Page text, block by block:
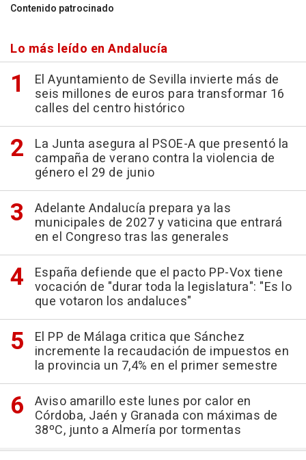
Contenido patrocinado
Lo más leído en Andalucía
El Ayuntamiento de Sevilla invierte más de
seis millones de euros para transformar 16
calles del centro histórico
La Junta asegura al PSOE-A que presentó la
campaña de verano contra la violencia de
género el 29 de junio
Adelante Andalucía prepara ya las
municipales de 2027 y vaticina que entrará
en el Congreso tras las generales
España defiende que el pacto PP-Vox tiene
vocación de "durar toda la legislatura": "Es lo
que votaron los andaluces"
El PP de Málaga critica que Sánchez
incremente la recaudación de impuestos en
la provincia un 7,4% en el primer semestre
Aviso amarillo este lunes por calor en
Córdoba, Jaén y Granada con máximas de
38ºC, junto a Almería por tormentas